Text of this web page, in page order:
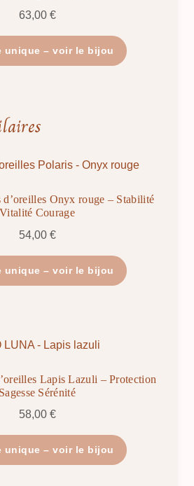
63,00 €
unique – voir le bijou
Onyx rouge – Stabilité
Vitalité Courage
54,00 €
unique – voir le bijou
Lapis Lazuli – Protection
Sagesse Sérénité
58,00 €
unique – voir le bijou